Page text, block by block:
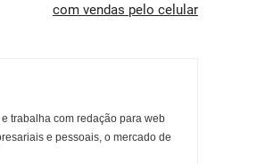
com vendas pelo celular
trabalha com redação para web
e pessoais, o mercado de